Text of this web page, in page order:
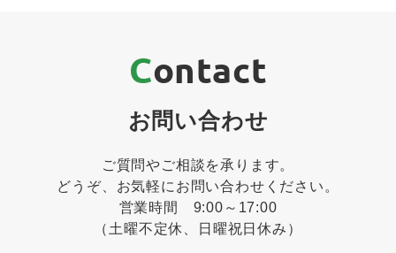
Contact
お問い合わせ
ご質問やご相談を承ります。
どうぞ、お気軽にお問い合わせください。
営業時間 9:00～17:00
（土曜不定休、日曜祝日休み）